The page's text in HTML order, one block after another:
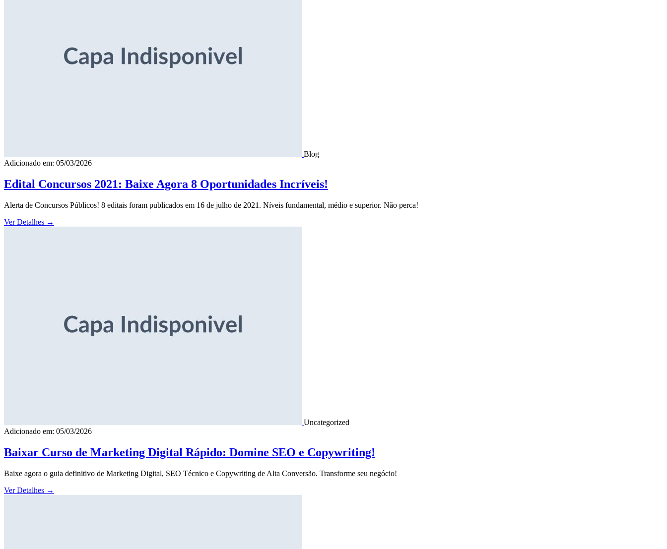
Blog
Adicionado em: 05/03/2026
Edital Concursos 2021: Baixe Agora 8 Oportunidades Incríveis!
Alerta de Concursos Públicos! 8 editais foram publicados em 16 de julho de 2021. Níveis fundamental, médio e superior. Não perca!
Ver Detalhes →
Uncategorized
Adicionado em: 05/03/2026
Baixar Curso de Marketing Digital Rápido: Domine SEO e Copywriting!
Baixe agora o guia definitivo de Marketing Digital, SEO Técnico e Copywriting de Alta Conversão. Transforme seu negócio!
Ver Detalhes →